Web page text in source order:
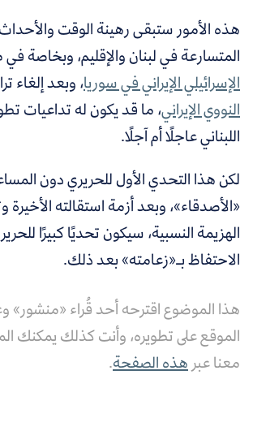
هذه الأمور ستبقى رهينة الوقت
المتسارعة في لبنان والإقليم، وبخاصة في
الإسرائيلي الإيراني في سوريا، وبعد إلغاء
النووي الإيراني، ما قد يكون له تداعيات
اللبناني عاجلًا أم آجلًا.
لكن هذا التحدي الأول للحريري دون
«الأصدقاء»، وبعد أزمة استقالته الأخيرة
الهزيمة النسبية، سيكون تحديًا كبيرًا
الاحتفاظ بـ«زعامته» بعد ذلك.
هذا الموضوع اقترحه أحد قُراء
الموقع على تطويره، وأنت كذلك يمكنك
معنا عبرهذه الصفحة.